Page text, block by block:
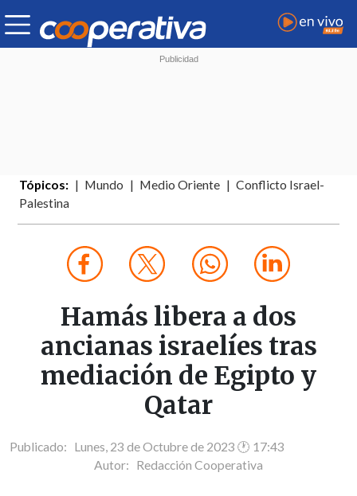
Tópicos: Mundo Medio Oriente
Conflicto Israel-
Palestina
Hamás libera a dos
ancianas israelíes tras
mediación de Egipto y
Qatar
Publicado: Lunes, 23 de Octubre de 2023 🕐 17:43
Autor: Redacción Cooperativa